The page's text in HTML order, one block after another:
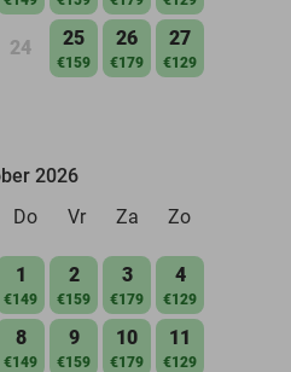
24 25
€159
26
€179
27
€129
2026
Do Vr Za Zo
1
€149
2
€159
3
€179
4
€129
8
€149
9
€159
10
€179
11
€129